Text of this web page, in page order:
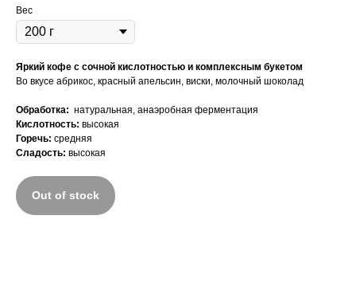
Вес
Яркий кофе с сочной кислотностью и комплексным букетом
Во вкусе абрикос, красный апельсин, виски, молочный шоколад
Обработка: натуральная, анаэробная ферментация
Кислотность: высокая
Горечь: средняя
Сладость: высокая
Out of stock